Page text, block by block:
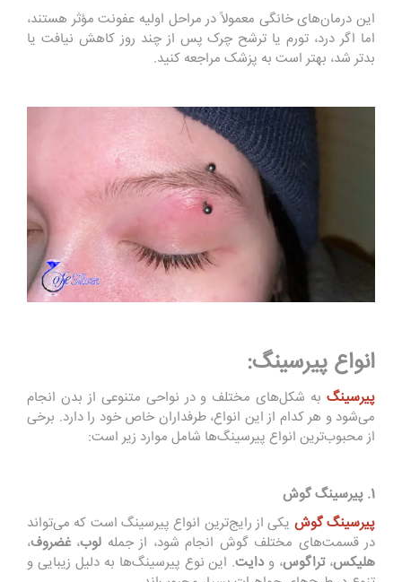
این درمان‌های خانگی معمولاً در مراحل اولیه عفونت مؤثر هستند،
اما اگر درد، تورم یا ترشح چرک پس از چند روز کاهش نیافت یا
بدتر شد، بهتر است به پزشک مراجعه کنید.
انواع پیرسینگ:
پیرسینگ به شکل‌های مختلف و در نواحی متنوعی از بدن انجام
می‌شود و هر کدام از این انواع، طرفداران خاص خود را دارد. برخی
از محبوب‌ترین انواع پیرسینگ‌ها شامل موارد زیر است:
1. پیرسینگ گوش
پیرسینگ گوش یکی از رایج‌ترین انواع پیرسینگ است که می‌تواند
در قسمت‌های مختلف گوش انجام شود، از جمله لوب، غضروف،
هلیکس،تراگوس، ودایت. این نوع پیرسینگ‌ها به دلیل زیبایی و